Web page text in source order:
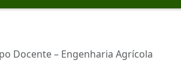
Docente – Engenharia Agrícola